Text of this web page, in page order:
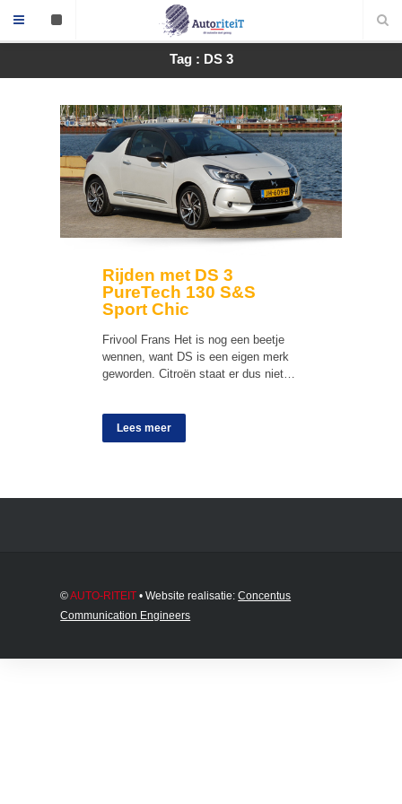
Tag : DS 3
Rijden met DS 3
PureTech 130 S&S
Sport Chic
Frivool Frans Het is nog een beetje
wennen, want DS is een eigen merk
geworden. Citroën staat er dus niet…
Lees meer
©AUTO-RITEIT • Website realisatie:Concentus
Communication Engineers